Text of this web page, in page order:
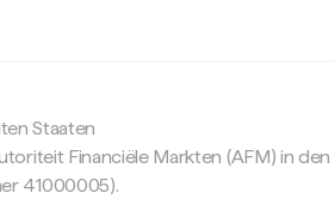
Staaten
Financiële Markten (AFM) in den
41000005).